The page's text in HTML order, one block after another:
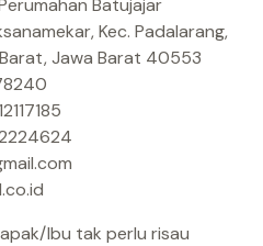
Batujajar
Kec. Padalarang,
Jawa Barat 40553
Ibu tak perlu risau